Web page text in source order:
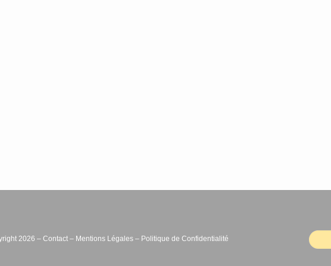
2026 – Contact– Mentions Légales– Politique de Confidentialité